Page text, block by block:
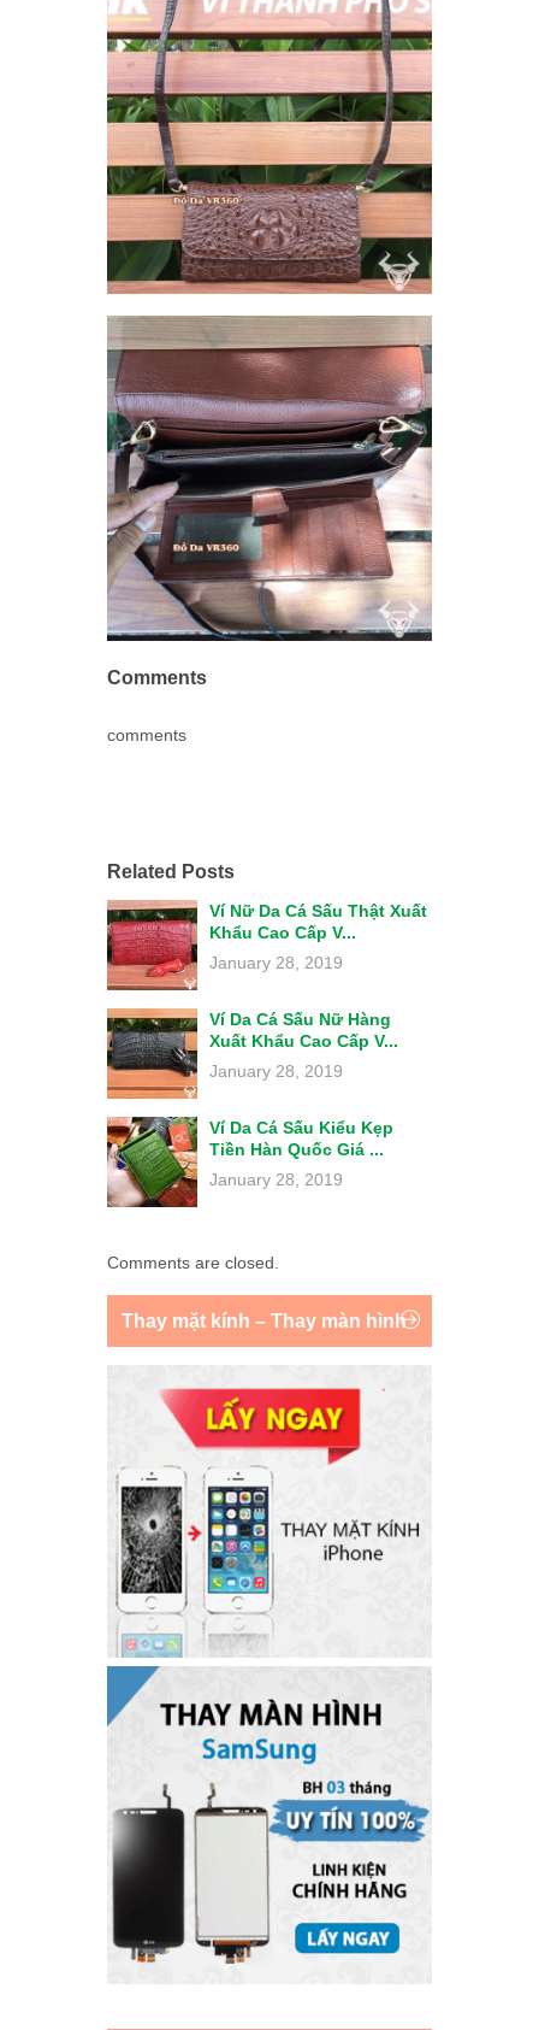
Comments
comments
Related Posts
Ví Nữ Da Cá Sấu Thật Xuất
Khẩu Cao Cấp V...
January 28, 2019
Ví Da Cá Sấu Nữ Hàng
Xuất Khẩu Cao Cấp V...
January 28, 2019
Ví Da Cá Sấu Kiểu Kẹp
Tiền Hàn Quốc Giá ...
January 28, 2019
Comments are closed.
Thay mặt kính – Thay màn hình